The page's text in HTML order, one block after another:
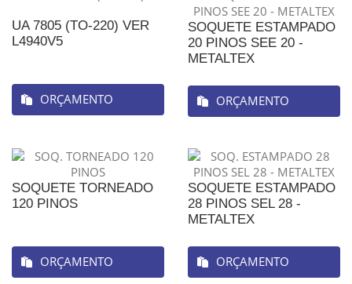
UA 7805 (TO-220) VER
L4940V5
ORÇAMENTO
SOQUETE ESTAMPADO
20 PINOS SEE 20 -
METALTEX
ORÇAMENTO
SOQUETE TORNEADO
120 PINOS
ORÇAMENTO
SOQUETE ESTAMPADO
28 PINOS SEL 28 -
METALTEX
ORÇAMENTO